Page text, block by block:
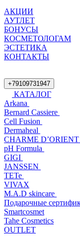
АКЦИИ
АУТЛЕТ
БОНУСЫ
КОСМЕТОЛОГАМ
ЭСТЕТИКА
КОНТАКТЫ
+79109731947
КАТАЛОГ
Arkana
Bernard Cassiere
Cell Fusion
Dermaheal
CHARME D’ORIENT
pH Formula
GIGI
JANSSEN
TETe
VIVAX
M.A.D skincare
Подарочные
Smartcosmet
Tahe Cosmetics
OUTLET